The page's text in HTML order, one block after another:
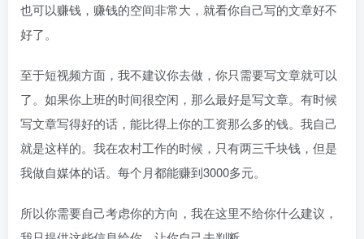
也可以赚钱，赚钱的空间非常大，就看你自己写的文章好不
好了。
至于短视频方面，我不建议你去做，你只需要写文章就可以
了。如果你上班的时间很空闲，那么最好是写文章。有时候
写文章写得好的话，能比得上你的工资那么多的钱。我自己
就是这样的。我在农村工作的时候，只有两三千块钱，但是
我做自媒体的话。每个月都能赚到3000多元。
所以你需要自己考虑你的方向，我在这里不给你什么建议，